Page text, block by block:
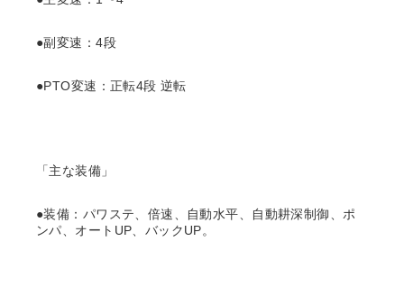
●副変速：4段
●PTO変速：正転4段 逆転
「主な装備」
●装備：パワステ、倍速、自動水平、自動耕深制御、ポ
ンパ、オートUP、バックUP。